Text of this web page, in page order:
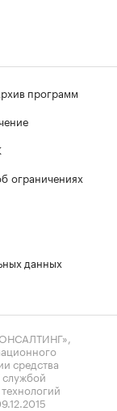
программ
ограничениях
данных
средства